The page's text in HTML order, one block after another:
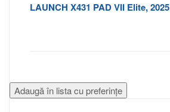
LAUNCH X431 PAD VII Elite, 2025
Adaugă în lista cu preferințe